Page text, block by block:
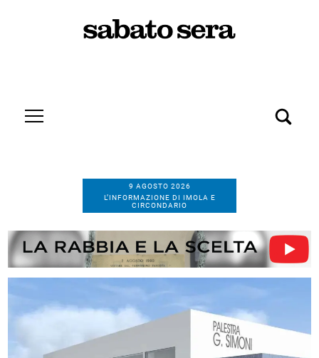
9 AGOSTO 2026
L’INFORMAZIONE DI IMOLA E
CIRCONDARIO